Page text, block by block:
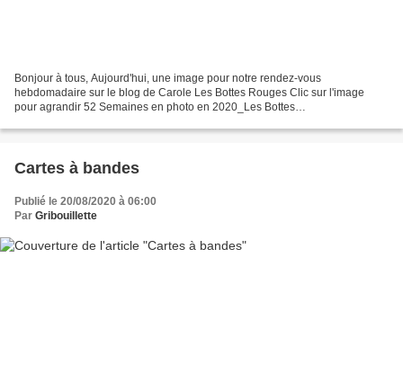
Bonjour à tous, Aujourd'hui, une image pour notre rendez-vous
hebdomadaire sur le blog de Carole Les Bottes Rouges Clic sur l'image
pour agrandir 52 Semaines en photo en 2020_Les Bottes
cliché...
Cartes à bandes
Publié le 20/08/2020 à 06:00
Par Gribouillette